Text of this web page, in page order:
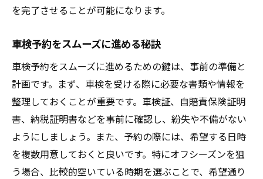
車検予約の計画を立てるコツ
早めに予約することで得られる利点
効率的な予約方法で時間をセーブ
車検のスムーズな進行を助ける予約術
費用節約！オフシーズンに車検を予約するコツ
費用を抑えるための予約タイミング
予約の際に見逃せない費用節約ポイント
オフシーズンでの費用削減テクニック
を完了させることが可能になります。
車検予約をスムーズに進める秘訣
車検予約をスムーズに進めるための鍵は、事前の準備と
計画です。まず、車検を受ける際に必要な書類や情報を
整理しておくことが重要です。車検証、自賠責保険証明
書、納税証明書などを事前に確認し、紛失や不備がない
ようにしましょう。また、予約の際には、希望する日時
を複数用意しておくと良いです。特にオフシーズンを狙
う場合、比較的空いている時期を選ぶことで、希望通り